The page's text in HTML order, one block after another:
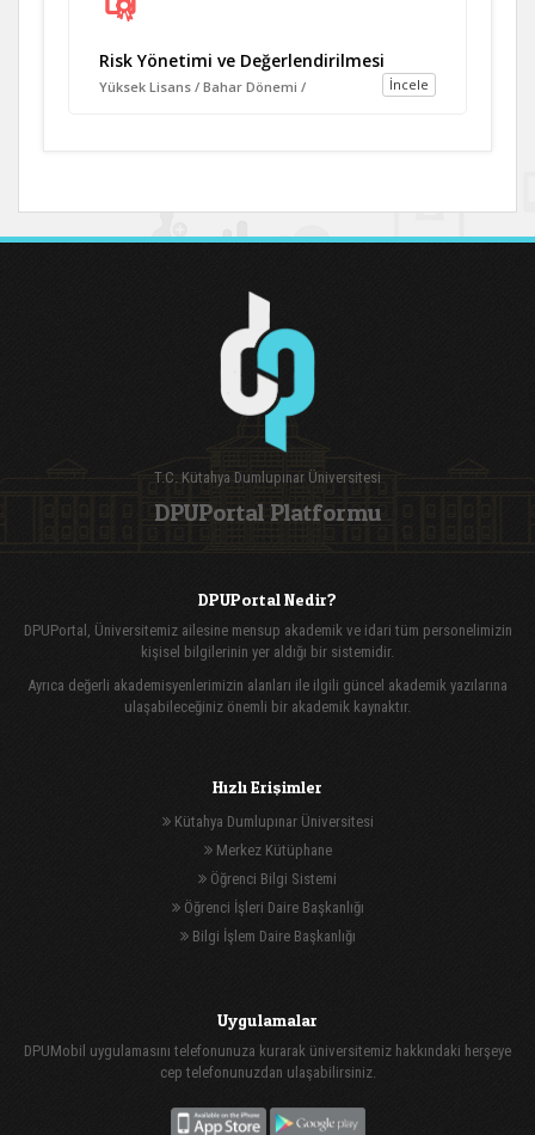
Risk Yönetimi ve Değerlendirilmesi
İncele
Yüksek Lisans / Bahar Dönemi /
T.C. Kütahya Dumlupınar Üniversitesi
DPUPortal Platformu
DPUPortal Nedir?
DPUPortal, Üniversitemiz ailesine mensup akademik ve idari tüm personelimizin
kişisel bilgilerinin yer aldığı bir sistemidir.
Ayrıca değerli akademisyenlerimizin alanları ile ilgili güncel akademik yazılarına
ulaşabileceğiniz önemli bir akademik kaynaktır.
Hızlı Erişimler
Kütahya Dumlupınar Üniversitesi
Merkez Kütüphane
Öğrenci Bilgi Sistemi
Öğrenci İşleri Daire Başkanlığı
Bilgi İşlem Daire Başkanlığı
Uygulamalar
DPUMobil uygulamasını telefonunuza kurarak üniversitemiz hakkındaki herşeye
cep telefonunuzdan ulaşabilirsiniz.